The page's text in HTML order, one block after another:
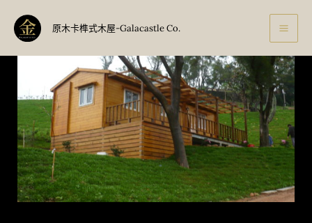
要
原木卡榫式木屋-Galacastle Co.